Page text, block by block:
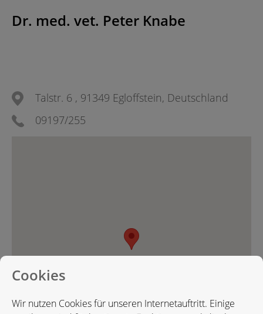
Dr. med. vet. Peter Knabe
Talstr. 6 , 91349 Egloffstein, Deutschland
09197/255
Cookies
Wir nutzen Cookies für unseren Internetauftritt. Einige